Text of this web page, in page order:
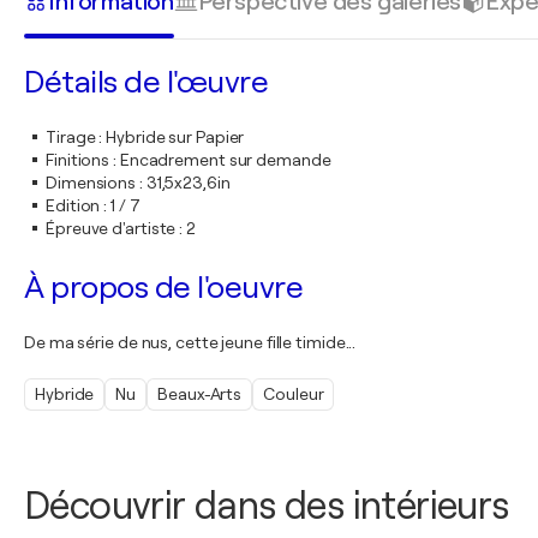
Découvrir dans des intérieurs
Détails de l'œuvre
Tirage:Hybride sur Papier
Finitions : Encadrement sur demande
Dimensions : 31,5x23,6in
Edition :1 / 7
Épreuve d'artiste: 2
À propos de l'oeuvre
De ma série de nus, cette jeune fille timide...
Hybride Nu Beaux-Arts Couleur